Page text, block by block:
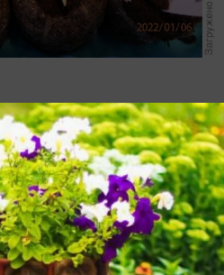
показались 7 января.
семечко было без корня,
который мне все же удалось
семечко не проклюнулось.
Надо было поставить
прокладку, например,